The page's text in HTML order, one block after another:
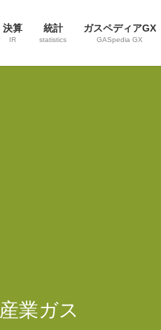
決算
IR
統計
statistics
ガスペディアGX
GASpedia GX
産業ガス